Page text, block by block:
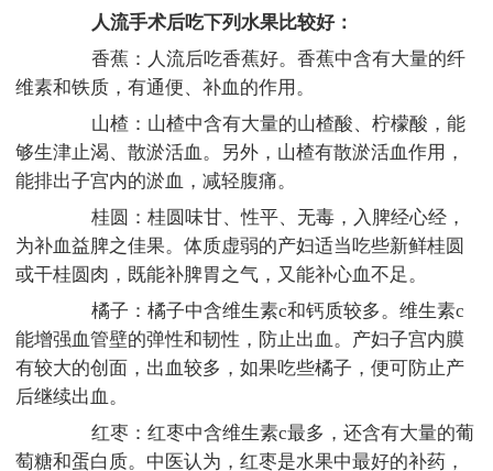
人流手术后吃下列水果比较好：
香蕉：人流后吃香蕉好。香蕉中含有大量的纤
维素和铁质，有通便、补血的作用。
山楂：山楂中含有大量的山楂酸、柠檬酸，能
够生津止渴、散淤活血。另外，山楂有散淤活血作用，
能排出子宫内的淤血，减轻腹痛。
桂圆：桂圆味甘、性平、无毒，入脾经心经，
为补血益脾之佳果。体质虚弱的产妇适当吃些新鲜桂圆
或干桂圆肉，既能补脾胃之气，又能补心血不足。
橘子：橘子中含维生素c和钙质较多。维生素c
能增强血管壁的弹性和韧性，防止出血。产妇子宫内膜
有较大的创面，出血较多，如果吃些橘子，便可防止产
后继续出血。
红枣：红枣中含维生素c最多，还含有大量的葡
萄糖和蛋白质。中医认为，红枣是水果中最好的补药，